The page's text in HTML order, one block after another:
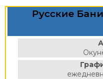
Русские